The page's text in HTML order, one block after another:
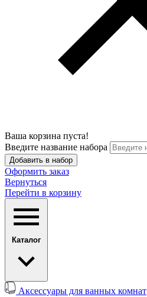
Ваша корзина пуста!
Введите название набора
Добавить в набор
Оформить заказ
Вернуться
Перейти в корзину
Каталог
Аксессуары для ванных комнат